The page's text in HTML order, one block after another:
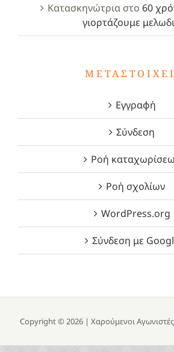
Κατασκηνώτρια στο 60
γιορτάζουμε
Εγγραφή
Σύνδεση
Ροή
Ροή σχολίων
WordPress.org
Σύνδεση με
Copyright © 2026 | Χαρούμενοι Αγωνιστές